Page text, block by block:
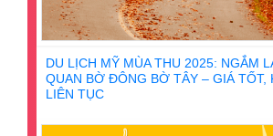
DU LỊCH MỸ MÙA THU 2025: NGẮM
QUAN BỜ ĐÔNG BỜ TÂY – GIÁ TỐT,
LIÊN TỤC